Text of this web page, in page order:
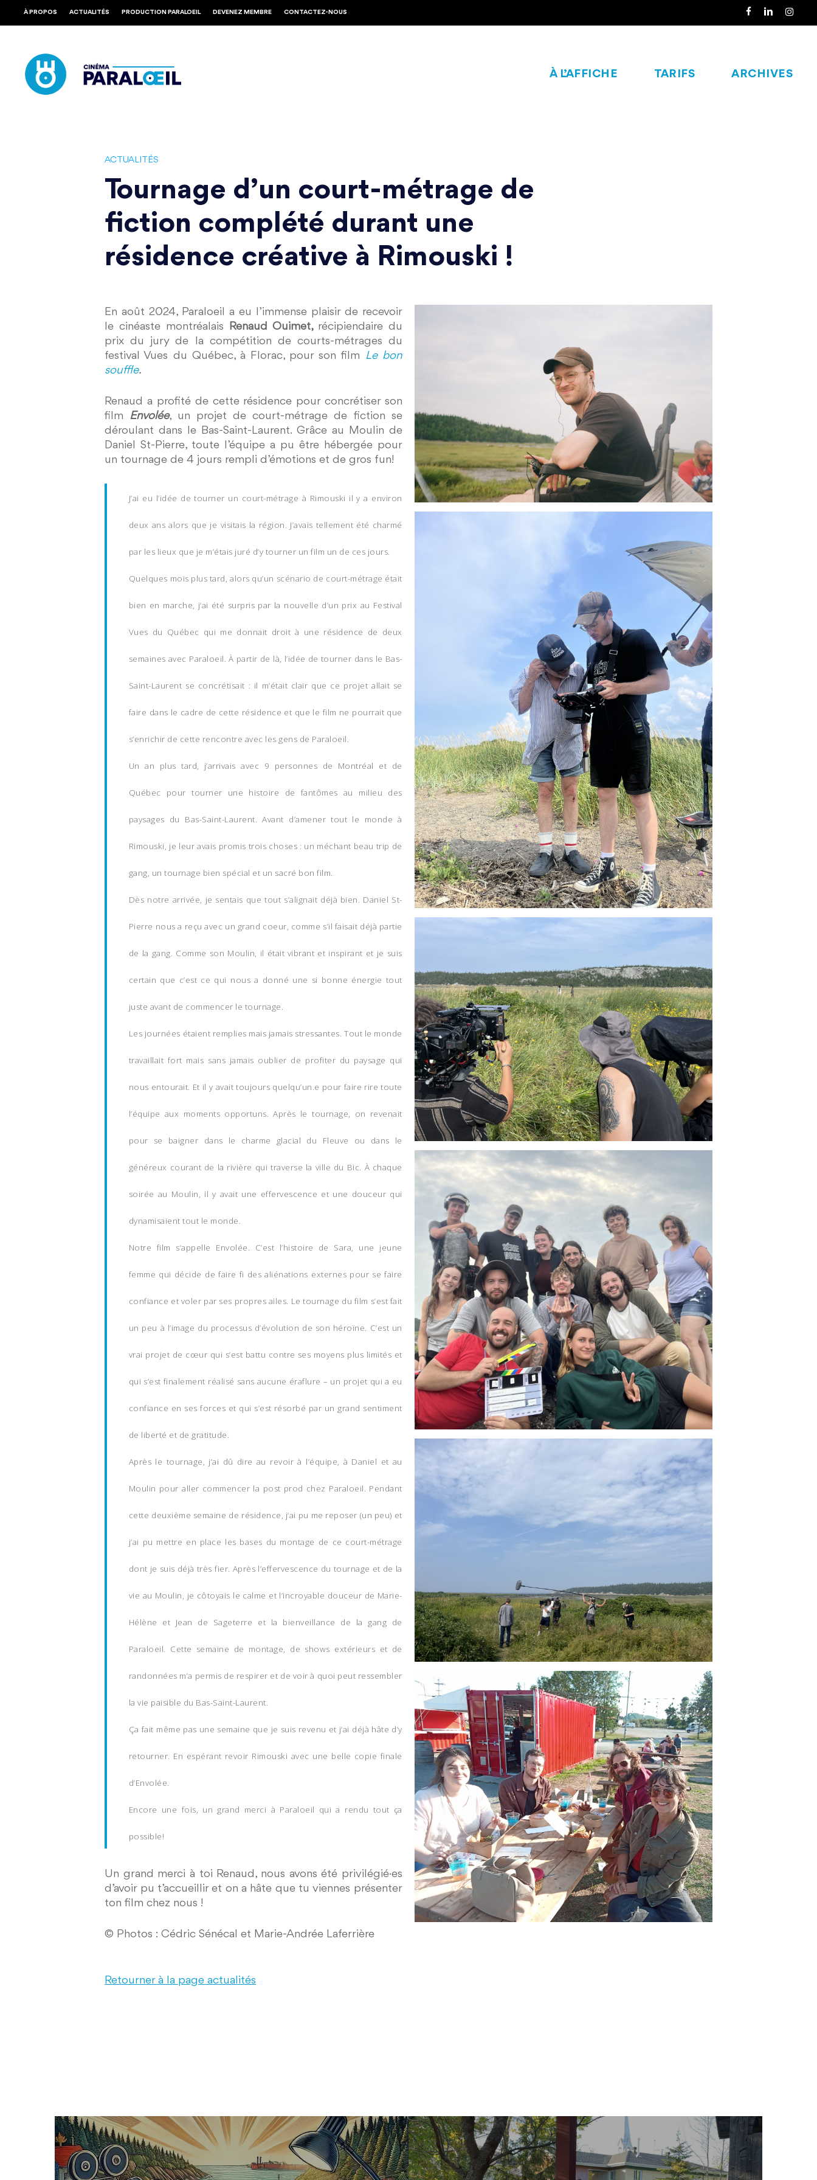
FACEBOOKLINKEDIN
À PROPOS ACTUALITÉS PRODUCTION PARALOEIL DEVENEZ MEMBRE CONTACTEZ-NOUS
À L’AFFICHE TARIFS ARCHIVES
ACTUALITÉS
Tournage d’un court-métrage de
fiction complété durant une
résidence créative à Rimouski !
En août 2024, Paraloeil a eu l’immense plaisir de recevoir
le cinéaste montréalais Renaud Ouimet, récipiendaire du
prix du jury de la compétition de courts-métrages du
festival Vues du Québec, à Florac, pour son film Le bon
souffle.
Renaud a profité de cette résidence pour concrétiser son
film Envolée, un projet de court-métrage de fiction se
déroulant dans le Bas-Saint-Laurent. Grâce au Moulin de
Daniel St-Pierre, toute l’équipe a pu être hébergée pour
un tournage de 4 jours rempli d’émotions et de gros fun!
J’ai eu l’idée de tourner un court-métrage à Rimouski il y a environ
deux ans alors que je visitais la région. J’avais tellement été charmé
par les lieux que je m’étais juré d’y tourner un film un de ces jours.
Quelques mois plus tard, alors qu’un scénario de court-métrage était
bien en marche, j’ai été surpris par la nouvelle d’un prix au Festival
Vues du Québec qui me donnait droit à une résidence de deux
semaines avec Paraloeil. À partir de là, l’idée de tourner dans le Bas-
Saint-Laurent se concrétisait : il m’était clair que ce projet allait se
faire dans le cadre de cette résidence et que le film ne pourrait que
s’enrichir de cette rencontre avec les gens de Paraloeil.
Un an plus tard, j’arrivais avec 9 personnes de Montréal et de
Québec pour tourner une histoire de fantômes au milieu des
paysages du Bas-Saint-Laurent. Avant d’amener tout le monde à
Rimouski, je leur avais promis trois choses : un méchant beau trip de
gang, un tournage bien spécial et un sacré bon film.
Dès notre arrivée, je sentais que tout s’alignait déjà bien. Daniel St-
Pierre nous a reçu avec un grand coeur, comme s’il faisait déjà partie
de la gang. Comme son Moulin, il était vibrant et inspirant et je suis
certain que c’est ce qui nous a donné une si bonne énergie tout
juste avant de commencer le tournage.
Les journées étaient remplies mais jamais stressantes. Tout le monde
travaillait fort mais sans jamais oublier de profiter du paysage qui
nous entourait. Et il y avait toujours quelqu’un.e pour faire rire toute
l’équipe aux moments opportuns. Après le tournage, on revenait
pour se baigner dans le charme glacial du Fleuve ou dans le
généreux courant de la rivière qui traverse la ville du Bic. À chaque
soirée au Moulin, il y avait une effervescence et une douceur qui
dynamisaient tout le monde.
Notre film s’appelle Envolée. C’est l’histoire de Sara, une jeune
femme qui décide de faire fi des aliénations externes pour se faire
confiance et voler par ses propres ailes. Le tournage du film s’est fait
un peu à l’image du processus d’évolution de son héroïne. C’est un
vrai projet de cœur qui s’est battu contre ses moyens plus limités et
qui s’est finalement réalisé sans aucune éraflure – un projet qui a eu
confiance en ses forces et qui s’est résorbé par un grand sentiment
de liberté et de gratitude.
Après le tournage, j’ai dû dire au revoir à l’équipe, à Daniel et au
Moulin pour aller commencer la post prod chez Paraloeil. Pendant
cette deuxième semaine de résidence, j’ai pu me reposer (un peu) et
j’ai pu mettre en place les bases du montage de ce court-métrage
dont je suis déjà très fier. Après l’effervescence du tournage et de la
vie au Moulin, je côtoyais le calme et l’incroyable douceur de Marie-
Hélène et Jean de Sageterre et la bienveillance de la gang de
Paraloeil. Cette semaine de montage, de shows extérieurs et de
randonnées m’a permis de respirer et de voir à quoi peut ressembler
la vie paisible du Bas-Saint-Laurent.
Ça fait même pas une semaine que je suis revenu et j’ai déjà hâte d’y
retourner. En espérant revoir Rimouski avec une belle copie finale
d’Envolée.
Encore une fois, un grand merci à Paraloeil qui a rendu tout ça
possible!
Un grand merci à toi Renaud, nous avons été privilégié·es
d’avoir pu t’accueillir et on a hâte que tu viennes présenter
ton film chez nous !
© Photos : Cédric Sénécal et Marie-Andrée Laferrière
Retourner à la page actualités
Previous Post